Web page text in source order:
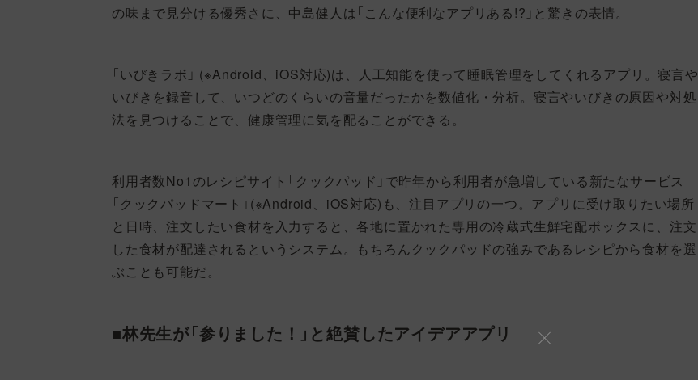
の味まで見分ける優秀さに、中島健人は「こんな便利なアプリある!?」と驚きの表情。
「いびきラボ」 (※Android、iOS対応)は、人工知能を使って睡眠管理をしてくれるアプリ。寝言や
いびきを録音して、いつどのくらいの音量だったかを数値化・分析。寝言やいびきの原因や対処
法を見つけることで、健康管理に気を配ることができる。
利用者数No1のレシピサイト「クックパッド」で昨年から利用者が急増している新たなサービス
「クックパッドマート」(※Android、iOS対応)も、注目アプリの一つ。アプリに受け取りたい場所
と日時、注文したい食材を入力すると、各地に置かれた専用の冷蔵式生鮮宅配ボックスに、注文
した食材が配達されるというシステム。もちろんクックパッドの強みであるレシピから食材を選
ぶことも可能だ。
■林先生が「参りました！」と絶賛したアイデアアプリ